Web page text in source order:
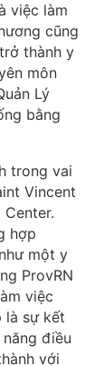
việc làm
cũng
thành y
môn
Lý
bằng
trong vai
Vincent
hợp
một y
ProvRN
việc
là sự kết
điều
với